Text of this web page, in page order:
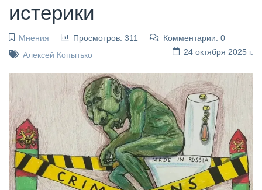
истерики
Мнения Просмотров: 311
Комментарии: 0
24 октября 2025 г.
Алексей Копытько